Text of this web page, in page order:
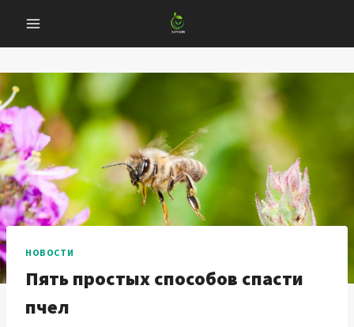
содержанию
НОВОСТИ
Пять простых способов спасти
пчел